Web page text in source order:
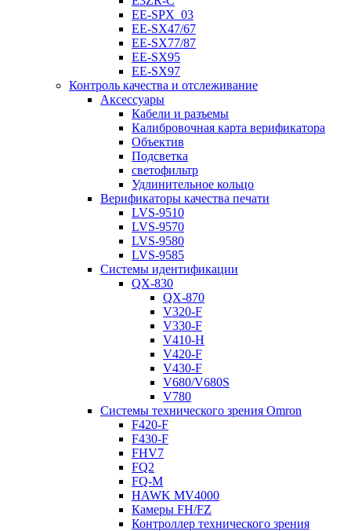
EE-SPX_03
EE-SX47/67
EE-SX77/87
EE-SX95
EE-SX97
Контроль качества и отслеживание
Аксессуары
Кабели и разъемы
Калибровочная карта верификатора
Объектив
Подсветка
светофильтр
Удлинительное кольцо
Верификаторы качества печати
LVS-9510
LVS-9570
LVS-9580
LVS-9585
Системы идентификации
QX-830
QX-870
V320-F
V330-F
V410-H
V420-F
V430-F
V680/V680S
V780
Системы технического зрения Omron
F420-F
F430-F
FHV7
FQ2
FQ-M
HAWK MV4000
Камеры FH/FZ
Контроллер технического зрения